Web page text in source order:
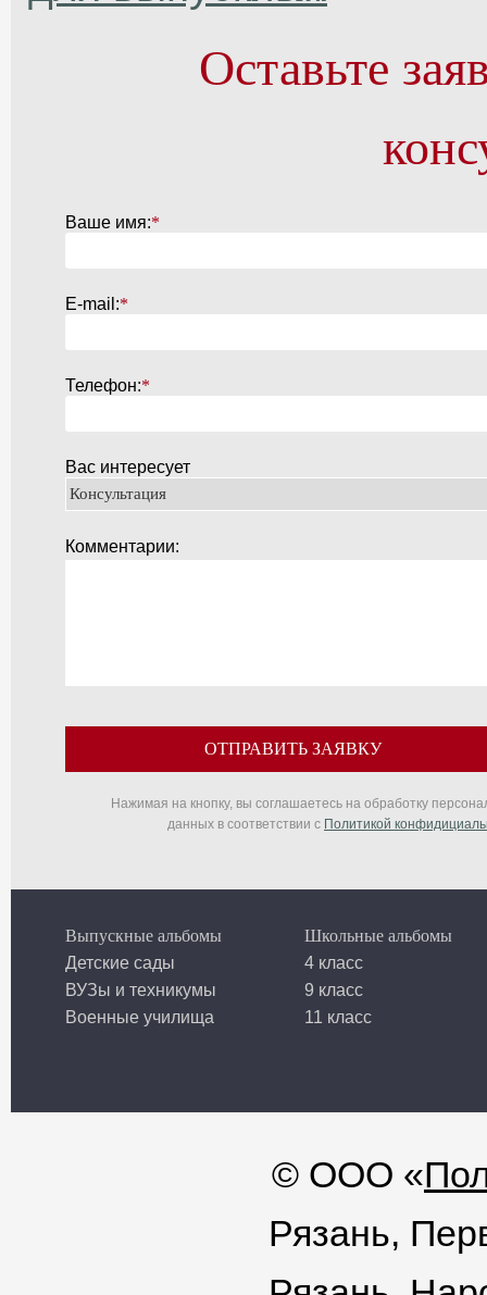
Оставьте
Ваше имя:*
E-mail:*
Телефон:*
Вас интересует
Комментарии:
ОТПРАВИТЬ ЗАЯВКУ
Нажимая на кнопку, вы соглашаетесь на обработку
данных в соответствии с Политикой
Выпускные альбомы
Детские сады
ВУЗы и техникумы
Военные училища
Школьные альбомы
4 класс
9 класс
11 класс
© ООО «
Рязань,